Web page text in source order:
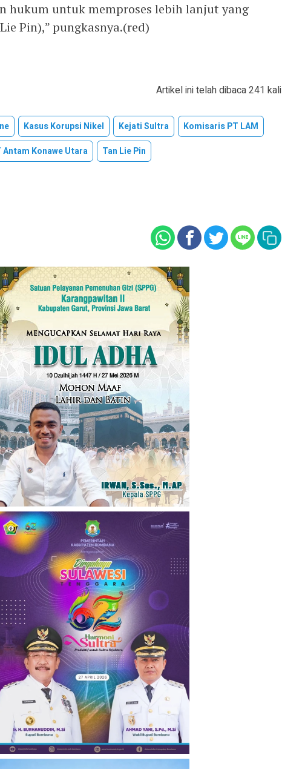
hukum untuk memproses lebih lanjut yang
Pin),” pungkasnya.(red)
Artikel ini telah dibaca 241 kali
Kasus Korupsi Nikel Kejati Sultra
Komisaris PT LAM
Antam Konawe Utara Tan Lie Pin